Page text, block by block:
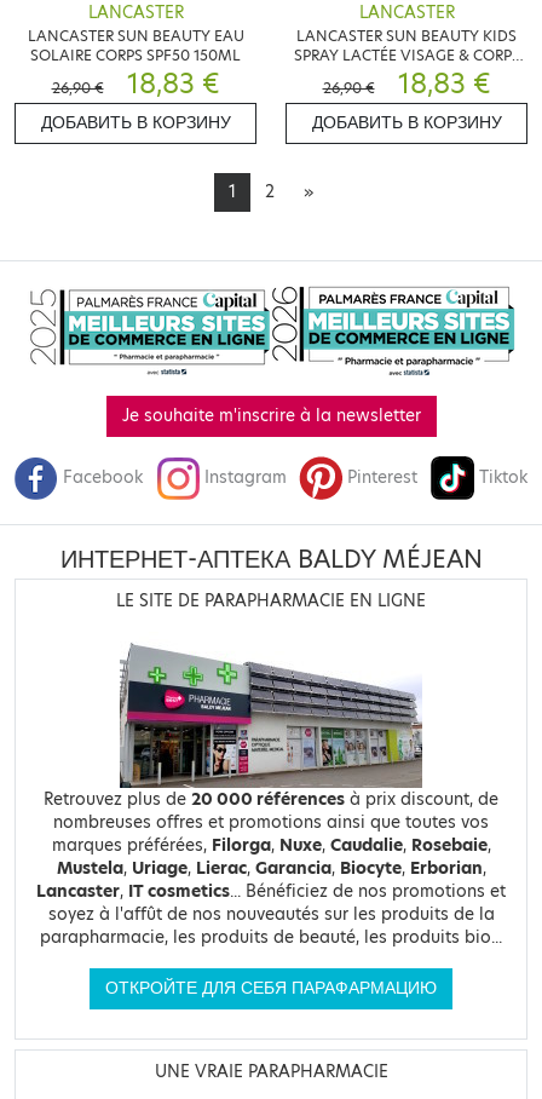
LANCASTER
LANCASTER SUN BEAUTY EAU
SOLAIRE CORPS SPF50 150ML
26,90 €
18,83 €
ДОБАВИТЬ В КОРЗИНУ
LANCASTER
LANCASTER SUN BEAUTY KIDS
SPRAY LACTÉE VISAGE & CORPS
SPF50+ 150ML
26,90 € 18,83 €
ДОБАВИТЬ В КОРЗИНУ
1 2 »
Je souhaite m'inscrire à la newsletter
Facebook Instagram Pinterest Tiktok
ИНТЕРНЕТ-АПТЕКА BALDY MÉJEAN
LE SITE DE PARAPHARMACIE EN LIGNE
Retrouvez plus de 20 000 références à prix discount, de
nombreuses offres et promotions ainsi que toutes vos
marques préférées, Filorga, Nuxe, Caudalie, Rosebaie,
Mustela, Uriage, Lierac, Garancia, Biocyte, Erborian,
Lancaster, IT cosmetics... Bénéficiez de nos promotions et
soyez à l'affût de nos nouveautés sur les produits de la
parapharmacie, les produits de beauté, les produits bio...
ОТКРОЙТЕ ДЛЯ СЕБЯ ПАРАФАРМАЦИЮ
UNE VRAIE PARAPHARMACIE